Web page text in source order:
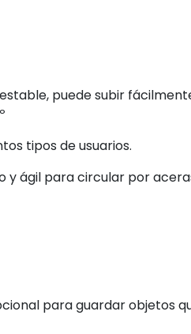
puede subir
tipos de usuarios.
y ágil para circular por
para guardar objetos